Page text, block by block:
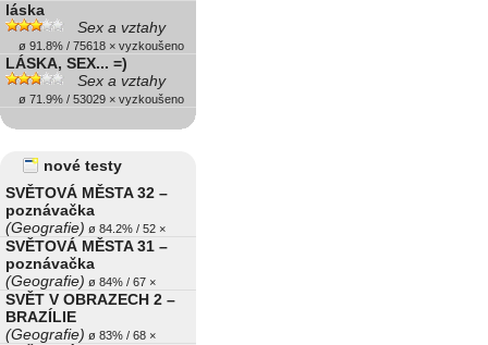
láska
Sex a vztahy
ø 91.8% / 75618 × vyzkoušeno
LÁSKA, SEX... =)
Sex a vztahy
ø 71.9% / 53029 × vyzkoušeno
nové testy
SVĚTOVÁ MĚSTA 32 –
poznávačka
(Geografie) ø 84.2% / 52 ×
SVĚTOVÁ MĚSTA 31 –
poznávačka
(Geografie) ø 84% / 67 ×
SVĚT V OBRAZECH 2 –
BRAZÍLIE
(Geografie) ø 83% / 68 ×